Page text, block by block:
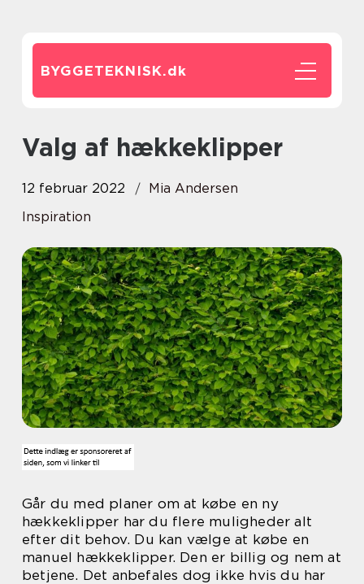
BYGGETEKNISK.dk
Valg af hækkeklipper
12 februar 2022
Mia Andersen
Inspiration
Går du med planer om at købe en ny
hækkeklipper har du flere muligheder alt
efter dit behov. Du kan vælge at købe en
manuel hækkeklipper. Den er billig og nem at
betjene. Det anbefales dog ikke hvis du har